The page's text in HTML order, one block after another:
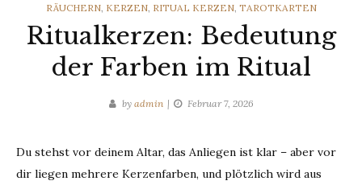
CATEGORIES
RÄUCHERN, KERZEN, RITUAL KERZEN, TAROTKARTEN
Ritualkerzen: Bedeutung
der Farben im Ritual
by admin Februar 7, 2026
Du stehst vor deinem Altar, das Anliegen ist klar – aber vor
dir liegen mehrere Kerzenfarben, und plötzlich wird aus